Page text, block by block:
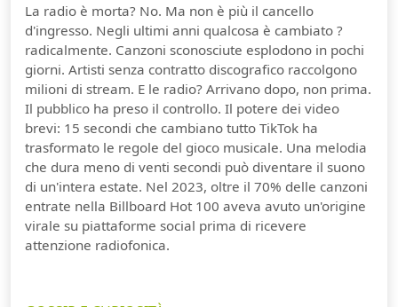
La radio è morta? No. Ma non è più il cancello
d'ingresso. Negli ultimi anni qualcosa è cambiato ?
radicalmente. Canzoni sconosciute esplodono in pochi
giorni. Artisti senza contratto discografico raccolgono
milioni di stream. E le radio? Arrivano dopo, non prima.
Il pubblico ha preso il controllo. Il potere dei video
brevi: 15 secondi che cambiano tutto TikTok ha
trasformato le regole del gioco musicale. Una melodia
che dura meno di venti secondi può diventare il suono
di un'intera estate. Nel 2023, oltre il 70% delle canzoni
entrate nella Billboard Hot 100 aveva avuto un'origine
virale su piattaforme social prima di ricevere
attenzione radiofonica.